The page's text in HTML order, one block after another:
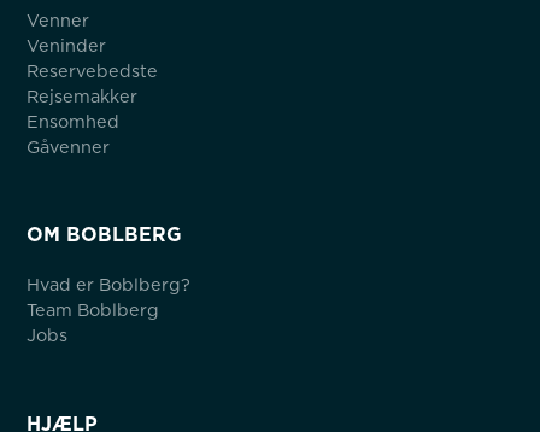
Venner
Veninder
Reservebedste
Rejsemakker
Ensomhed
Gåvenner
OM BOBLBERG
Hvad er Boblberg?
Team Boblberg
Jobs
HJÆLP